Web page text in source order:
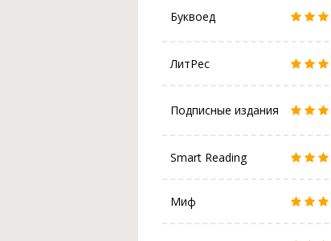
Буквоед
ЛитРес
Подписные издания
Smart Reading
Миф